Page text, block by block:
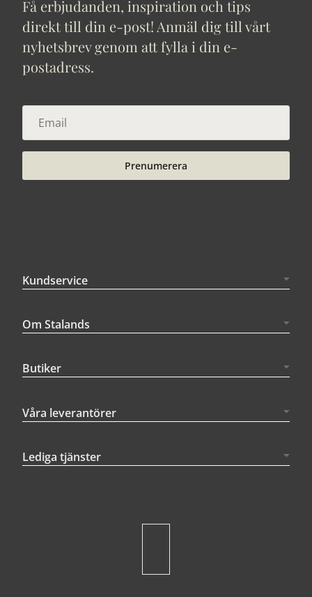
Få erbjudanden, inspiration och tips
direkt till din e-post! Anmäl dig till vårt
nyhetsbrev genom att fylla i din e-
postadress.
Prenumerera
Kundservice
Om Stalands
Butiker
Våra leverantörer
Lediga tjänster